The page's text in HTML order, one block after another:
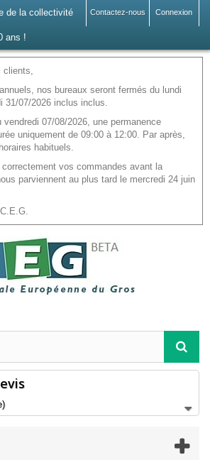
Connexion
Contactez-nous
de la collectivité
ans !
clients,
nos bureaux seront fermés du lundi
31/07/2026 inclus inclus.
vendredi 07/08/2026, une permanence
uniquement de 09:00 à 12:00. Par après,
habituels.
correctement vos commandes avant la
parviennent au plus tard le mercredi 24 juin